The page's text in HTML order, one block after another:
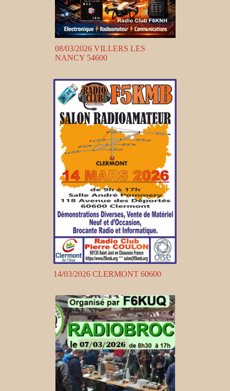
08/03/2026 VILLERS LES
NANCY 54600
14/03/2026 CLERMONT 60600